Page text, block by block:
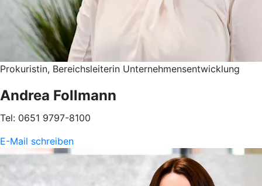
Prokuristin, Bereichsleiterin Unternehmensentwicklung
Andrea Follmann
Tel: 0651 9797-8100
E-Mail schreiben